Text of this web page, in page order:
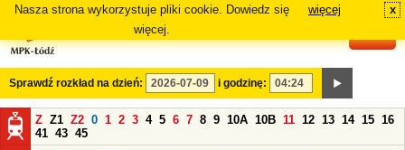
Nasza strona wykorzystuje pliki cookie. Dowiedz się
więcej.
więcej x
Sprawdź rozkład na dzień: i godzinę:
Z Z1 Z2 0 1 2 3 4 5 6 7 8 9 10A 10B 11 12 13 14 15 16
41 43 45